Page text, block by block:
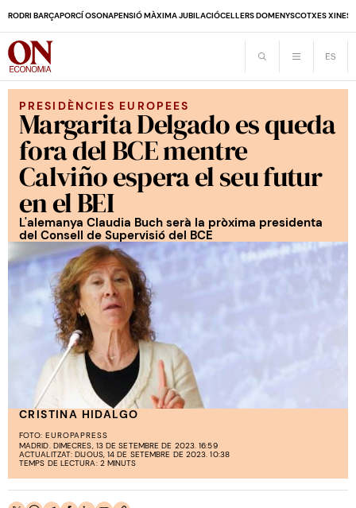
RODRI BARÇAPORCÍ OSONAPENSIÓ MÀXIMA JUBILACIÓCELLERS DOMENYSCOTXES
PRESIDÈNCIES EUROPEES
Margarita Delgado es queda
fora del BCE mentre
Calviño espera el seu futur
en el BEI
L'alemanya Claudia Buch serà la pròxima presidenta
del Consell de Supervisió del BCE
CRISTINA HIDALGO
FOTO: EUROPAPRESS
MADRID. DIMECRES, 13 DE SETEMBRE DE 2023. 16:59
ACTUALITZAT: DIJOUS, 14 DE SETEMBRE DE 2023. 10:38
TEMPS DE LECTURA: 2 MINUTS